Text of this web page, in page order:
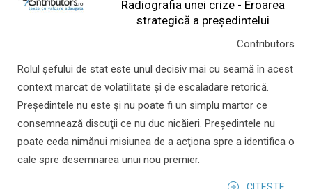
Radiografia unei crize - Eroarea
strategică a președintelui
Contributors
Rolul şefului de stat este unul decisiv mai cu seamă în acest
context marcat de volatilitate şi de escaladare retorică.
Preşedintele nu este şi nu poate fi un simplu martor ce
consemnează discuţii ce nu duc nicăieri. Preşedintele nu
poate ceda nimănui misiunea de a acţiona spre a identifica o
cale spre desemnarea unui nou premier.